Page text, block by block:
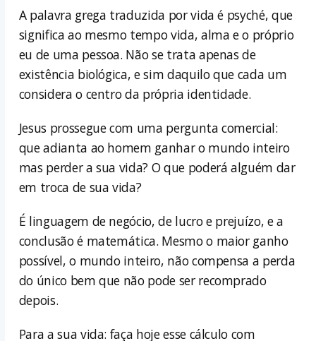
A palavra grega traduzida por vida é psyché, que
significa ao mesmo tempo vida, alma e o próprio
eu de uma pessoa. Não se trata apenas de
existência biológica, e sim daquilo que cada um
considera o centro da própria identidade.
Jesus prossegue com uma pergunta comercial:
que adianta ao homem ganhar o mundo inteiro
mas perder a sua vida? O que poderá alguém dar
em troca de sua vida?
É linguagem de negócio, de lucro e prejuízo, e a
conclusão é matemática. Mesmo o maior ganho
possível, o mundo inteiro, não compensa a perda
do único bem que não pode ser recomprado
depois.
Para a sua vida: faça hoje esse cálculo com